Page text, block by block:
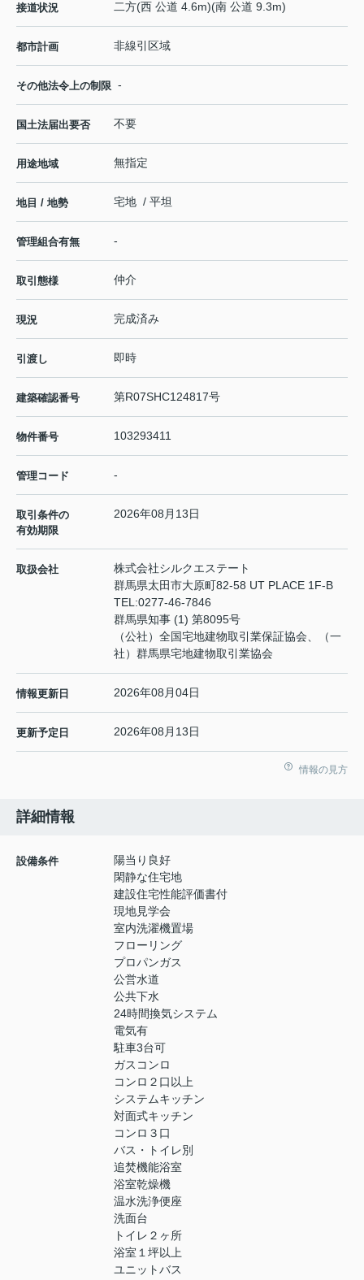
接道状況 二方(西 公道 4.6m)(南 公道 9.3m)
都市計画 非線引区域
その他法令上の制限 -
国土法届出要否 不要
用途地域 無指定
地目 / 地勢 宅地 / 平坦
管理組合有無 -
取引態様 仲介
現況 完成済み
引渡し 即時
建築確認番号 第R07SHC124817号
物件番号 103293411
管理コード -
取引条件の
有効期限
2026年08月13日
取扱会社
株式会社シルクエステート
群馬県太田市大原町82-58 UT PLACE 1F-B
TEL:0277-46-7846
群馬県知事 (1) 第8095号
（公社）全国宅地建物取引業保証協会、（一
社）群馬県宅地建物取引業協会
情報更新日 2026年08月04日
更新予定日 2026年08月13日
情報の見方
詳細情報
設備条件
陽当り良好
閑静な住宅地
建設住宅性能評価書付
現地見学会
室内洗濯機置場
フローリング
プロパンガス
公営水道
公共下水
24時間換気システム
電気有
駐車3台可
ガスコンロ
コンロ２口以上
システムキッチン
対面式キッチン
コンロ３口
バス・トイレ別
追焚機能浴室
浴室乾燥機
温水洗浄便座
洗面台
トイレ２ヶ所
浴室１坪以上
ユニットバス